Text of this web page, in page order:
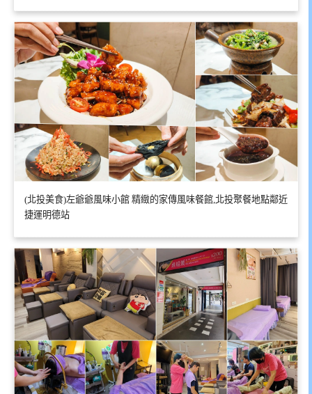
(北投美食)左爺爺風味小館 精緻的家傳風味餐館,北投聚餐地點鄰近
捷運明德站